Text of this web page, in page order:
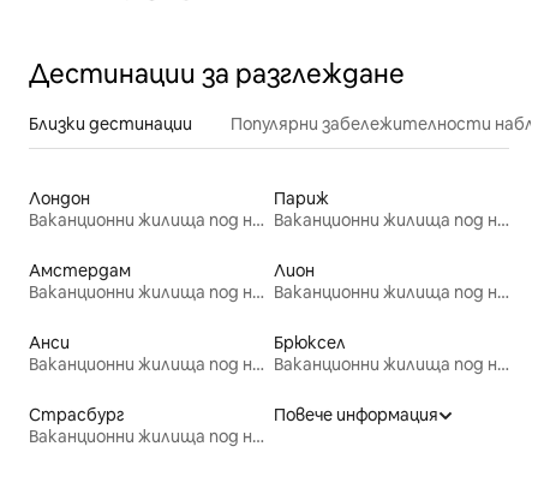
Дестинации за разглеждане
Близки дестинации Популярни забележителности
Лондон
Ваканционни жилища под наем
Париж
Ваканционни жилища под наем
Амстердам
Ваканционни жилища под наем
Лион
Ваканционни жилища под наем
Анси
Ваканционни жилища под наем
Брюксел
Ваканционни жилища под наем
Страсбург
Ваканционни жилища под наем
Повече информация